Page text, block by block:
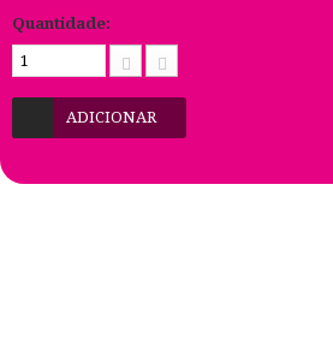
Quantidade:
ADICIONAR